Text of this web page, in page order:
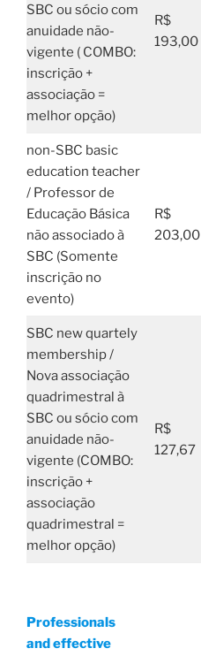
SBC ou sócio com
anuidade não-
vigente ( COMBO:
inscrição +
associação =
melhor opção)
R$
193,00
non-SBC basic
education teacher
/ Professor de
Educação Básica
não associado à
SBC (Somente
inscrição no
evento)
R$
203,00
SBC new quartely
membership /
Nova associação
quadrimestral à
SBC ou sócio com
anuidade não-
vigente (COMBO:
inscrição +
associação
quadrimestral =
melhor opção)
R$
127,67
Professionals
and effective